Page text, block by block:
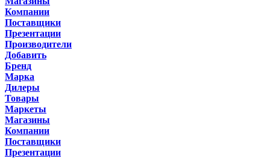
Компании
Поставщики
Презентации
Производители
Добавить
Бренд
Марка
Дилеры
Товары
Маркеты
Магазины
Компании
Поставщики
Презентации